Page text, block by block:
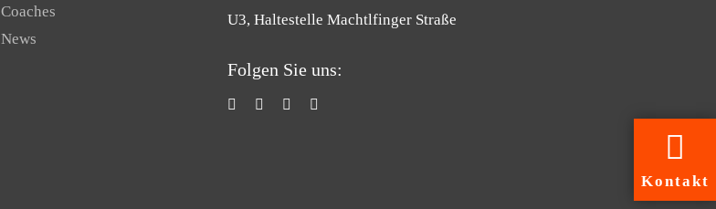
Kontakt
Coaches
News
U3, Haltestelle Machtlfinger Straße
Folgen Sie uns: